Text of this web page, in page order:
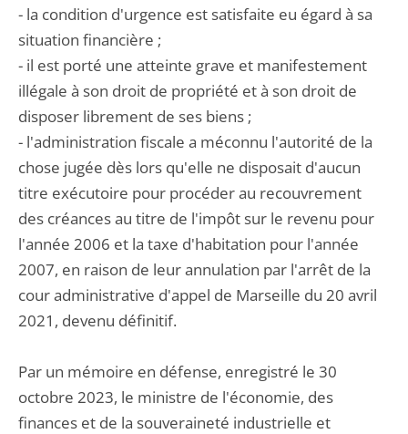
- la condition d'urgence est satisfaite eu égard à sa
situation financière ;
- il est porté une atteinte grave et manifestement
illégale à son droit de propriété et à son droit de
disposer librement de ses biens ;
- l'administration fiscale a méconnu l'autorité de la
chose jugée dès lors qu'elle ne disposait d'aucun
titre exécutoire pour procéder au recouvrement
des créances au titre de l'impôt sur le revenu pour
l'année 2006 et la taxe d'habitation pour l'année
2007, en raison de leur annulation par l'arrêt de la
cour administrative d'appel de Marseille du 20 avril
2021, devenu définitif.
Par un mémoire en défense, enregistré le 30
octobre 2023, le ministre de l'économie, des
finances et de la souveraineté industrielle et